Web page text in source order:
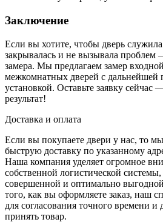
Заключение
Если вы хотите, чтобы дверь
закрывалась и не вызывала проблем
замера. Мы предлагаем замер
межкомнатных дверей с дальнейшей
установкой. Оставьте заявку
результат!
Доставка и оплата
Если вы покупаете двери у нас, то
быструю доставку по указанному
Наша компания уделяет огромное
собственной логистической
совершенной и оптимально
того, как вы оформляете заказ, наш
для согласования точного времени и
принять товар.